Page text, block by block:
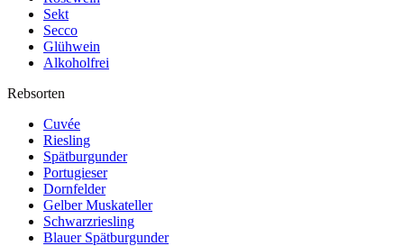
Sekt
Secco
Glühwein
Alkoholfrei
Rebsorten
Cuvée
Riesling
Spätburgunder
Portugieser
Dornfelder
Gelber Muskateller
Schwarzriesling
Blauer Spätburgunder